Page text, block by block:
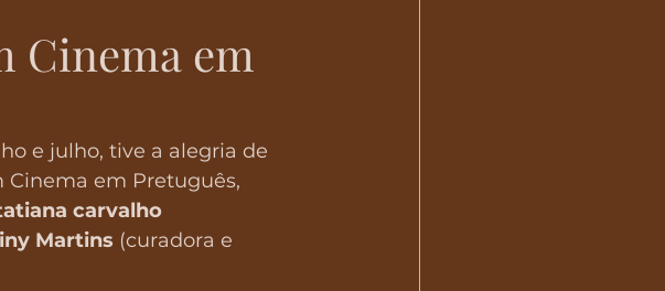
Cinema em
e julho, tive a alegria de
em Pretuguês,
carvalho
Martins (curadora e